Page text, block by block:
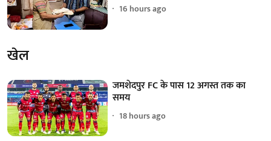
16 hours ago
खेल
जमशेदपुर FC के पास 12 अगस्त तक का
समय
18 hours ago